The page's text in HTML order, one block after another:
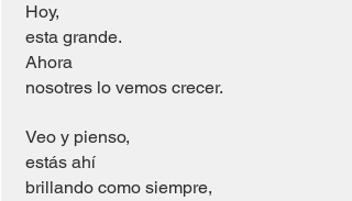
Hoy,
esta grande.
Ahora
nosotres lo vemos crecer.
Veo y pienso,
estás ahí
brillando como siempre,